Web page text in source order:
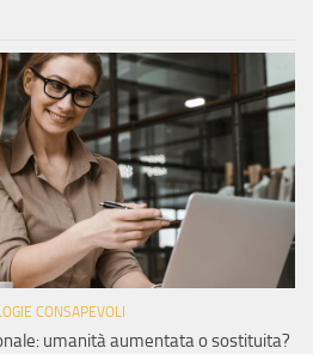
CONSAPEVOLI
umanità aumentata o sostituita?